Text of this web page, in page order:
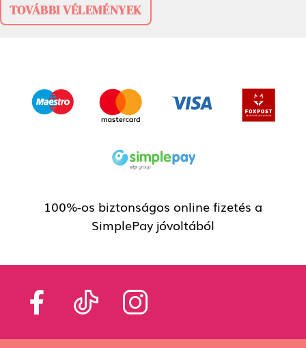
TOVÁBBI VÉLEMÉNYEK
100%-os biztonságos online fizetés a
SimplePay jóvoltából